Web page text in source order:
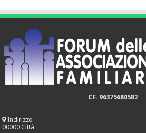
CF. 96375680582
Indirizzo
00000 Città